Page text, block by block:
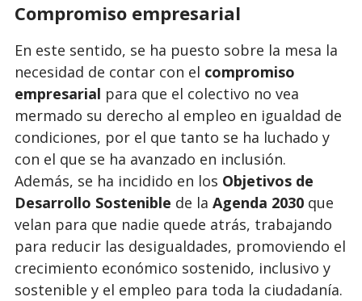
Compromiso empresarial
En este sentido, se ha puesto sobre la mesa la
necesidad de contar con el compromiso
empresarial para que el colectivo no vea
mermado su derecho al empleo en igualdad de
condiciones, por el que tanto se ha luchado y
con el que se ha avanzado en inclusión.
Además, se ha incidido en los Objetivos de
Desarrollo Sostenible de la Agenda 2030que
velan para que nadie quede atrás, trabajando
para reducir las desigualdades, promoviendo el
crecimiento económico sostenido, inclusivo y
sostenible y el empleo para toda la ciudadanía.